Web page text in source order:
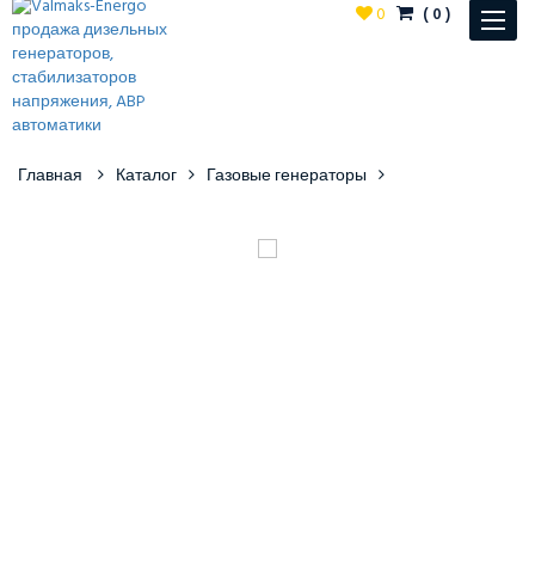
Toggle
0 (0)
Главная Каталог Газовые генераторы